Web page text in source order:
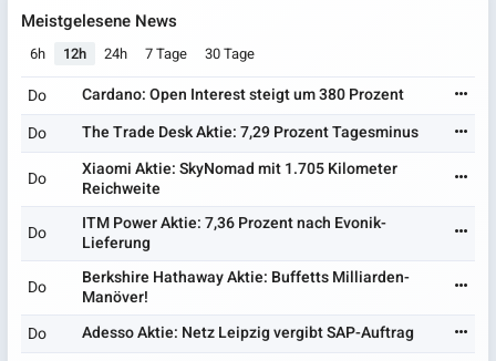
Meistgelesene News
6h 12h 24h 7 Tage 30 Tage
Do
Cardano: Open Interest steigt um 380 Prozent
Do
The Trade Desk Aktie: 7,29 Prozent Tagesminus
Do
Xiaomi Aktie: SkyNomad mit 1.705 Kilometer
Reichweite
Do
ITM Power Aktie: 7,36 Prozent nach Evonik-
Lieferung
Do
Berkshire Hathaway Aktie: Buffetts Milliarden-
Manöver!
Do
Adesso Aktie: Netz Leipzig vergibt SAP-Auftrag